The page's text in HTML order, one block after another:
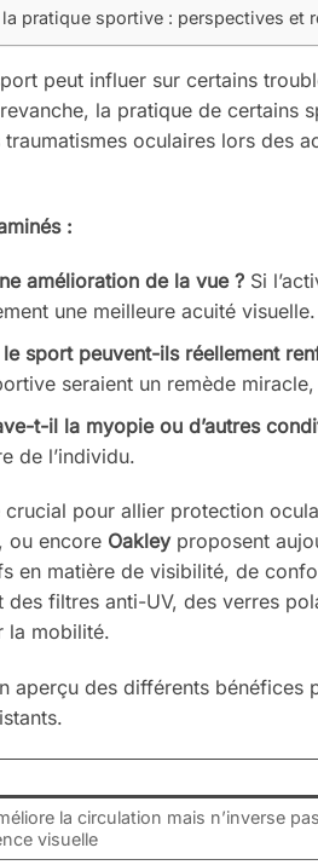
pratique sportive : perspectives et
peut influer sur certains
la pratique de certains
oculaires lors des
:
amélioration de la vue ?Si
une meilleure acuité visuelle.
sport peuvent-ils réellement
seraient un remède
t-il la myopie ou d’autres
de l’individu.
pour allier protection
ou encore Oakley proposent
en matière de visibilité, de
des filtres anti-UV, des verres
la mobilité.
aperçu des différents
la circulation mais n’inverse pas
visuelle